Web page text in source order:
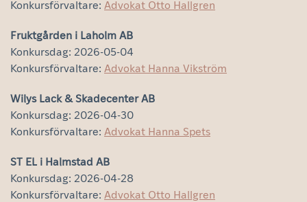
Konkursförvaltare: Advokat Otto Hallgren
Fruktgården i Laholm AB
Konkursdag: 2026-05-04
Konkursförvaltare: Advokat Hanna Vikström
Wilys Lack & Skadecenter AB
Konkursdag: 2026-04-30
Konkursförvaltare: Advokat Hanna Spets
ST EL i Halmstad AB
Konkursdag: 2026-04-28
Konkursförvaltare: Advokat Otto Hallgren